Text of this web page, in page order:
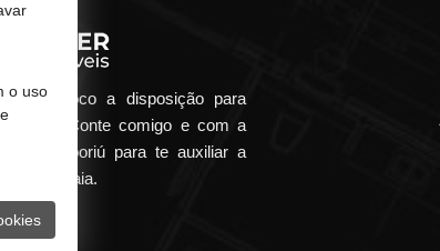
me coloco a disposição para
Conte comigo e com a
Camboriú para te auxiliar a
na Praia.
o uso